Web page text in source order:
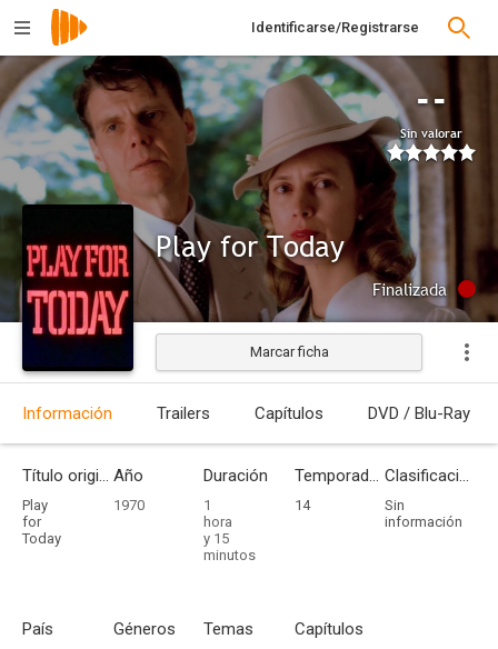
Identificarse/Registrarse
--
Sin valorar
Play for Today
Finalizada
Marcar ficha
Información Trailers Capítulos DVD / Blu-Ray
Título original
Play
for
Today
Año
1970
Duración
1
hora
y 15
minutos
Temporadas
14
Clasificación por edades
Sin
información
País Géneros Temas Capítulos